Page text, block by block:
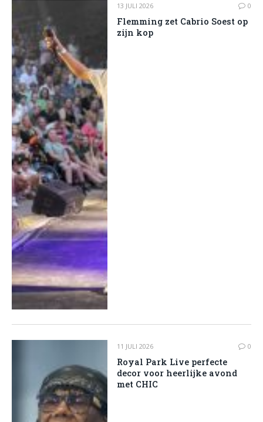
13 JULI 2026 0
Flemming zet Cabrio Soest op
zijn kop
11 JULI 2026 0
Royal Park Live perfecte
decor voor heerlijke avond
met CHIC